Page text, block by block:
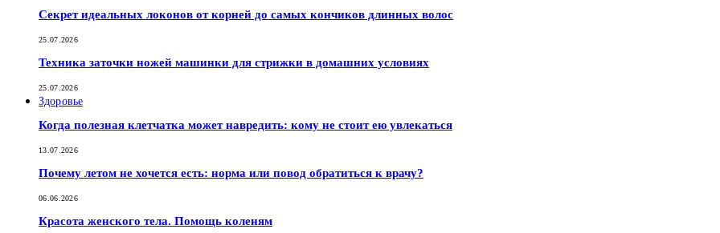
Секрет идеальных локонов от корней до самых кончиков длинных волос
25.07.2026
Техника заточки ножей машинки для стрижки в домашних условиях
25.07.2026
Здоровье
Когда полезная клетчатка может навредить: кому не стоит ею увлекаться
13.07.2026
Почему летом не хочется есть: норма или повод обратиться к врачу?
06.06.2026
Красота женского тела. Помощь коленям